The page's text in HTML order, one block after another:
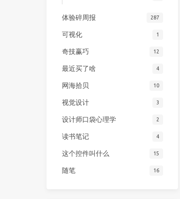
体验碎周报 287
可视化 1
奇技赢巧 12
最近买了啥 4
网海拾贝 10
视觉设计 3
设计师口袋心理学 2
读书笔记 4
这个控件叫什么 15
随笔 16